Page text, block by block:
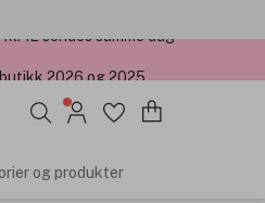
og produkter